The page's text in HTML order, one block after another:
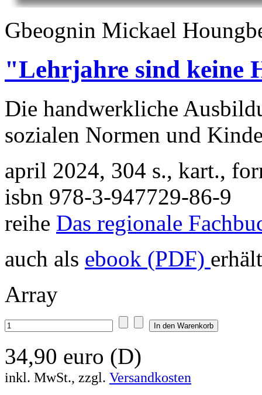
Gbeognin Mickael
"Lehrjahre sind keine
Die handwerkliche
sozialen Normen und
april 2024, 304 s., kart.,
isbn 978-3-947729-86-9
reihe Das regionale
auch als ebook (PDF)
Array
34,90 euro (D)
inkl. MwSt., zzgl. Versandkosten